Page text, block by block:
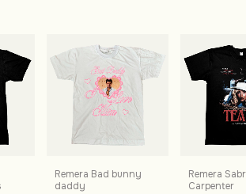
Remera Bad bunny
daddy
Remera
Carpenter